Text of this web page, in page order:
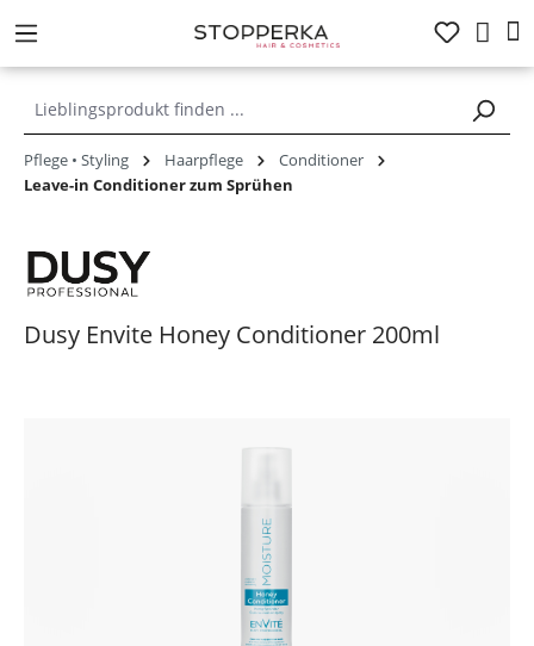
springen
Pflege • Styling Haarpflege
Conditioner
Leave-in Conditioner zum Sprühen
Dusy Envite Honey Conditioner 200ml